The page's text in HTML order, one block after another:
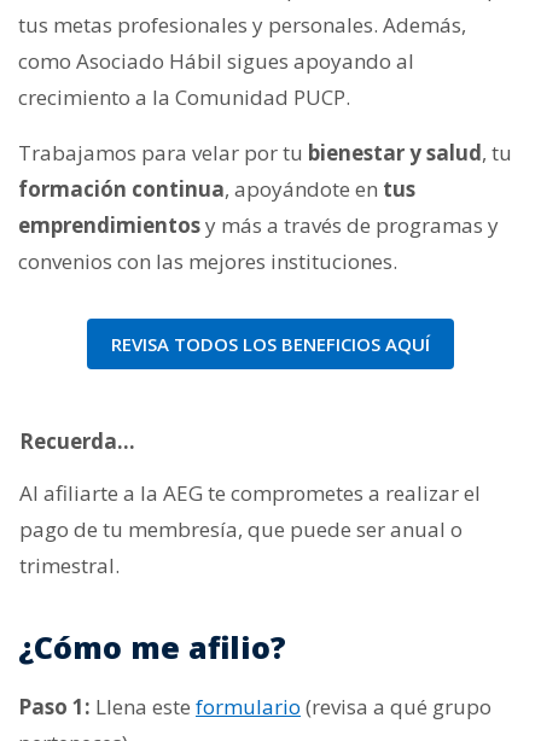
tus metas profesionales y personales. Además,
como Asociado Hábil sigues apoyando al
crecimiento a la Comunidad PUCP.
Trabajamos para velar por tu bienestar y salud, tu
formación continua, apoyándote en tus
emprendimientosy más a través de programas y
convenios con las mejores instituciones.
REVISA TODOS LOS BENEFICIOS AQUÍ
Recuerda…
Al afiliarte a la AEG te comprometes a realizar el
pago de tu membresía, que puede ser anual o
trimestral.
¿Cómo me afilio?
Paso 1: Llena este formulario (revisa a qué grupo